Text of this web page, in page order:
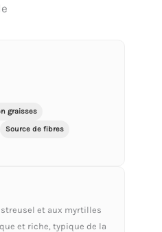
graisses
Source de fibres
et aux myrtilles
et riche, typique de la